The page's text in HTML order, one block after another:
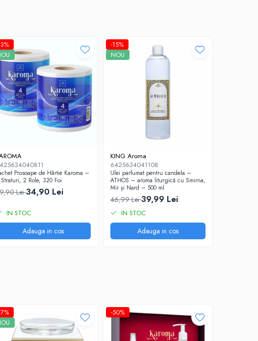
Prosoape de Hârtie Karoma –
2 Role, 320 Foi
Lei34,90 Lei
IN STOC
Adauga in cos
-15%
NOU
KING Aroma
6425634041108
Ulei parfumat pentru candela –
ATHOS – aroma liturgică cu Smirna,
Mir și Nard – 500 ml
46,99 Lei39,99 Lei
IN STOC
Adauga in cos
-50%